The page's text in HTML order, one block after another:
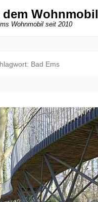
Wohnmobil
Wohnmobil seit 2010
Bad Ems